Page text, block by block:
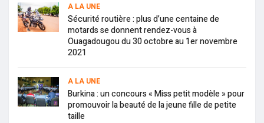
A LA UNE
Sécurité routière : plus d’une centaine de
motards se donnent rendez-vous à
Ouagadougou du 30 octobre au 1er novembre
2021
A LA UNE
Burkina : un concours « Miss petit modèle » pour
promouvoir la beauté de la jeune fille de petite
taille